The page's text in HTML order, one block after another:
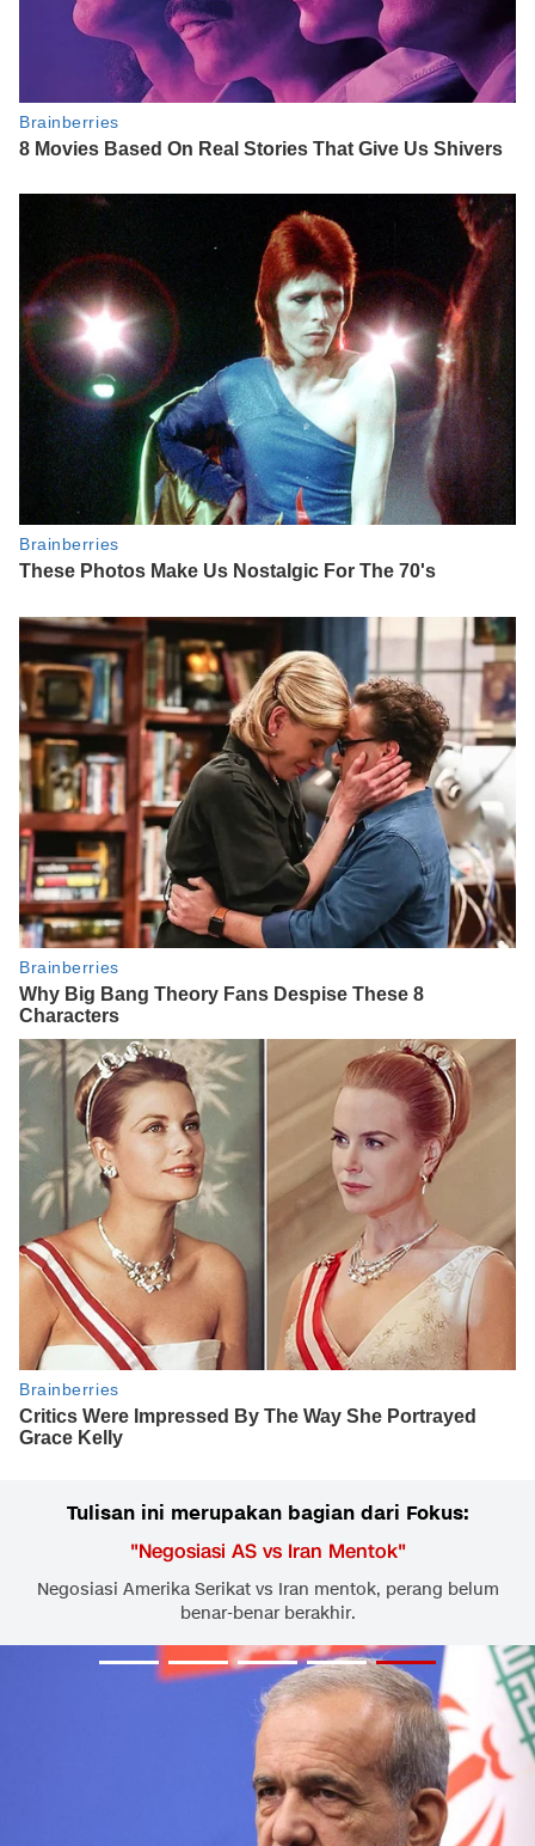
Tulisan ini merupakan bagian dari Fokus:
"Negosiasi AS vs Iran Mentok"
Negosiasi Amerika Serikat vs Iran mentok, perang belum
benar-benar berakhir.